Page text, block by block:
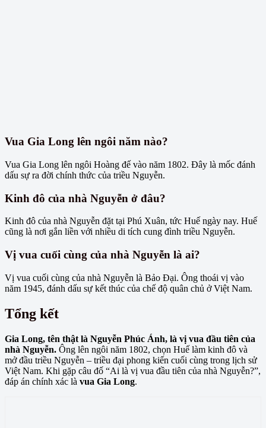
Vua Gia Long lên ngôi năm nào?
Vua Gia Long lên ngôi Hoàng đế vào năm 1802. Đây là mốc đánh
dấu sự ra đời chính thức của triều Nguyễn.
Kinh đô của nhà Nguyễn ở đâu?
Kinh đô của nhà Nguyễn đặt tại Phú Xuân, tức Huế ngày nay. Huế
cũng là nơi gắn liền với nhiều di tích cung đình triều Nguyễn.
Vị vua cuối cùng của nhà Nguyễn là ai?
Vị vua cuối cùng của nhà Nguyễn là Bảo Đại. Ông thoái vị vào
năm 1945, đánh dấu sự kết thúc của chế độ quân chủ ở Việt Nam.
Tổng kết
Gia Long, tên thật là Nguyễn Phúc Ánh, là vị vua đầu tiên của
nhà Nguyễn. Ông lên ngôi năm 1802, chọn Huế làm kinh đô và
mở đầu triều Nguyễn – triều đại phong kiến cuối cùng trong lịch sử
Việt Nam. Khi gặp câu đố “Ai là vị vua đầu tiên của nhà Nguyễn?”,
đáp án chính xác là vua Gia Long.